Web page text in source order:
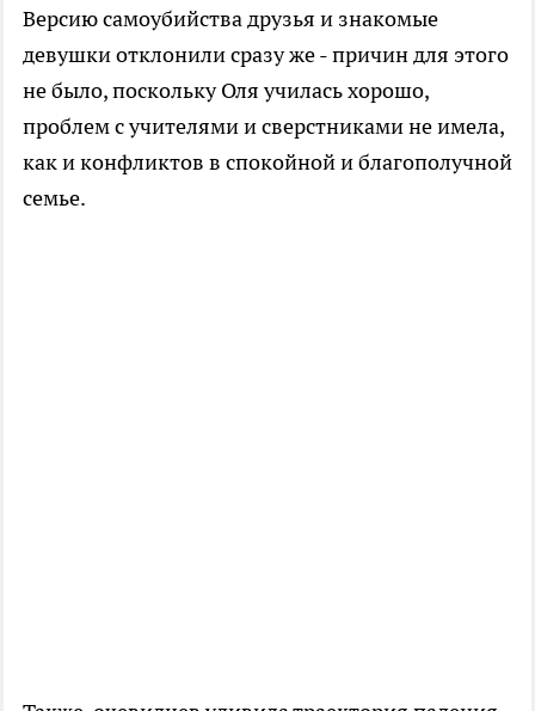
Версию самоубийства друзья и знакомые
девушки отклонили сразу же - причин для этого
не было, поскольку Оля училась хорошо,
проблем с учителями и сверстниками не имела,
как и конфликтов в спокойной и благополучной
семье.